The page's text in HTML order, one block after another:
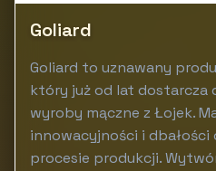
Goliard
Goliard to uznawany
który już od lat dostarcza
wyroby mączne z Łojek.
innowacyjności i dbałości
procesie produkcji.